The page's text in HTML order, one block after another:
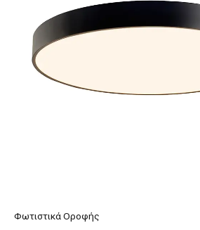
Φωτιστικά Οροφής
ΜΑΥΡΟ
ΜΕΤ/
D100XH10CM